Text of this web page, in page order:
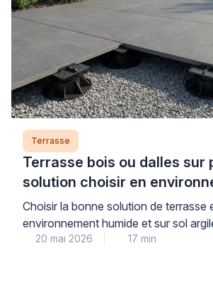
extérieur, exige une compréhension
Terrasse
Terrasse bois ou dalles sur
solution choisir en
humide ?
Choisir la bonne solution de terrasse
environnement humide et sur sol
durabilité de votre installation pour les
20 mai 2026 17 min